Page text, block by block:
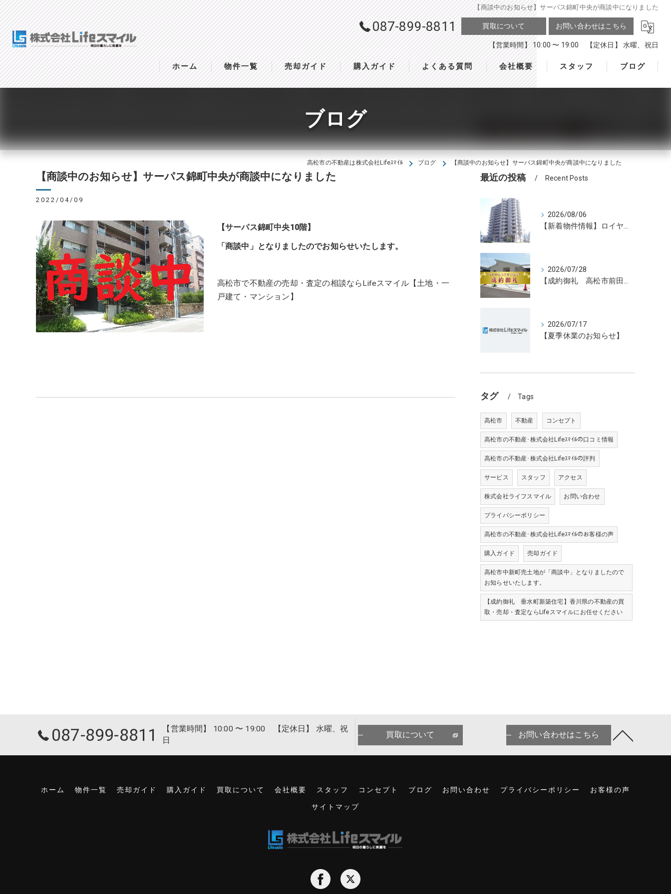
【商談中のお知らせ】サーパス錦町中央が商談中になりました
087-899-8811 買取について お問い合わせはこちら
【営業時間】 10:00 〜 19:00 【定休日】 水曜、祝日
ホーム 物件一覧 売却ガイド 購入ガイド よくある質問 会社概要 スタッフ ブログ
ブログ
高松市の不動産は株式会社Lifeｽﾏｲﾙ ブログ 【商談中のお知らせ】サーパス錦町中央が商談中になりました
【商談中のお知らせ】サーパス錦町中央が商談中になりました
2022/04/09
【サーパス錦町中央10階】
「商談中」となりましたのでお知らせいたします。
高松市で不動産の売却・査定の相談ならLifeスマイル【土地・一
戸建て・マンション】
最近の投稿 Recent Posts
2026/08/06
【新着物件情報】ロイヤルガーデン宇多津駅前三番館1305号 高松の不動産売却、不動産買取、不動産査定のことならLifeスマイル
2026/07/28
【成約御礼 高松市前田東町新築住宅3号地】香川県の不動産の買取・売却・査定ならLifeスマイルにお任せください
2026/07/17
【夏季休業のお知らせ】
タグ Tags
高松市 不動産 コンセプト
高松市の不動産･株式会社Lifeｽﾏｲﾙの口コミ情報
高松市の不動産･株式会社Lifeｽﾏｲﾙの評判
サービス スタッフ アクセス
株式会社ライフスマイル お問い合わせ
プライバシーポリシー
高松市の不動産･株式会社Lifeｽﾏｲﾙのお客様の声
購入ガイド 売却ガイド
高松市中新町売土地が「商談中」となりましたので
お知らせいたします。
【成約御礼 垂水町新築住宅】香川県の不動産の買
取・売却・査定ならLifeスマイルにお任せください
087-899-8811
【営業時間】 10:00 〜 19:00 【定休日】 水曜、祝
日
買取について お問い合わせはこちら
ホーム 物件一覧 売却ガイド 購入ガイド 買取について 会社概要 スタッフ コンセプト ブログ お問い合わせ プライバシーポリシー お客様の声
サイトマップ